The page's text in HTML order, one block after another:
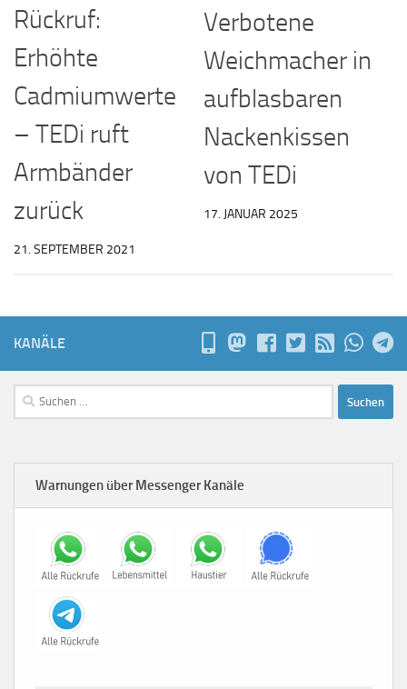
Rückruf:
Erhöhte
Cadmiumwerte
– TEDi ruft
Armbänder
zurück
21. SEPTEMBER 2021
Verbotene
Weichmacher in
aufblasbaren
Nackenkissen
von TEDi
17. JANUAR 2025
KANÄLE
Suchen
nach:
Warnungen über Messenger Kanäle